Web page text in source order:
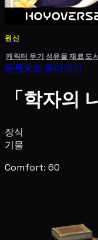
원신
캐릭터 무기 성유물재료도
목록으로 돌아가기
「학자의
장식
기물
Comfort: 60